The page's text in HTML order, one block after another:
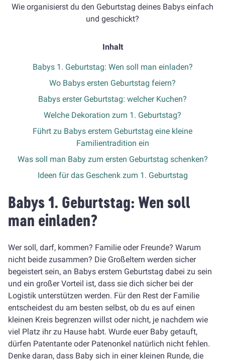
Wie organisierst du den Geburtstag deines Babys einfach
und geschickt?
Inhalt
Babys 1. Geburtstag: Wen soll man einladen?
Wo Babys ersten Geburtstag feiern?
Babys erster Geburtstag: welcher Kuchen?
Welche Dekoration zum 1. Geburtstag?
Führt zu Babys erstem Geburtstag eine kleine
Familientradition ein
Was soll man Baby zum ersten Geburtstag schenken?
Ideen für das Geschenk zum 1. Geburtstag
Babys 1. Geburtstag: Wen soll
man einladen?
Wer soll, darf, kommen? Familie oder Freunde? Warum
nicht beide zusammen? Die Großeltern werden sicher
begeistert sein, an Babys erstem Geburtstag dabei zu sein
und ein großer Vorteil ist, dass sie dich sicher bei der
Logistik unterstützen werden. Für den Rest der Familie
entscheidest du am besten selbst, ob du es auf einen
kleinen Kreis begrenzen willst oder nicht, je nachdem wie
viel Platz ihr zu Hause habt. Wurde euer Baby getauft,
dürfen Patentante oder Patenonkel natürlich nicht fehlen.
Denke daran, dass Baby sich in einer kleinen Runde, die